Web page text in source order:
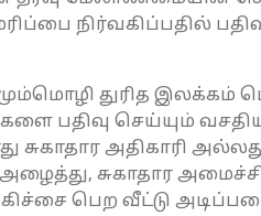
நிர்வகிப்பதில்
துரித இலக்கம்
பதிவு செய்யும்
அதிகாரி
சுகாதார
பெற வீட்டு